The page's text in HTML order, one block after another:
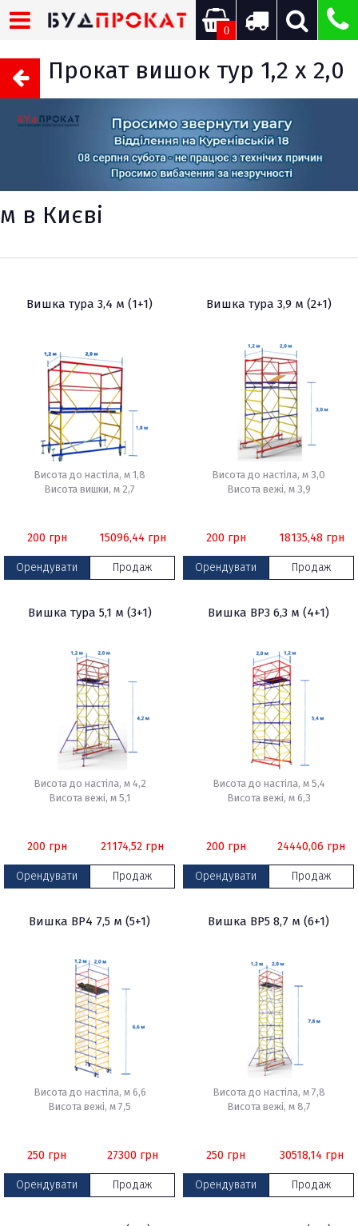
0
Прокат вишок тур 1,2 х 2,0
м в Києві
Вишка тура 3,4 м (1+1)
Висота до настіла, м 1,8
Висота вишки, м 2,7
200 грн
Орендувати
15096,44 грн
Продаж
Вишка тура 3,9 м (2+1)
Висота до настіла, м 3,0
Висота вежі, м 3,9
200 грн
Орендувати
18135,48 грн
Продаж
Вишка тура 5,1 м (3+1)
Висота до настіла, м 4,2
Висота вежі, м 5,1
200 грн
Орендувати
21174,52 грн
Продаж
Вишка ВР3 6,3 м (4+1)
Висота до настіла, м 5,4
Висота вежі, м 6,3
200 грн
Орендувати
24440,06 грн
Продаж
Вишка ВР4 7,5 м (5+1)
Висота до настіла, м 6,6
Висота вежі, м 7,5
250 грн
Орендувати
27300 грн
Продаж
Вишка ВР5 8,7 м (6+1)
Висота до настіла, м 7,8
Висота вежі, м 8,7
250 грн
Орендувати
30518,14 грн
Продаж